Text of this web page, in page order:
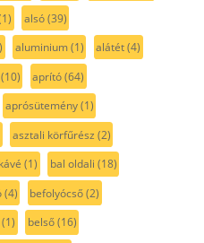
alsó(39)
aluminium(1) alátét(4)
aprító(64)
aprósütemény(1)
asztali körfűrész (2)
(1) bal oldali (18)
(4) befolyócső(2)
(1) belső(16)